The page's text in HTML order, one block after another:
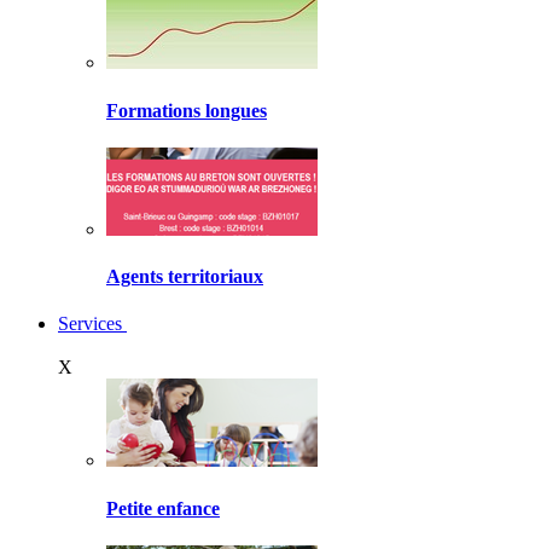
Formations longues
Agents territoriaux
Services
X
Petite enfance